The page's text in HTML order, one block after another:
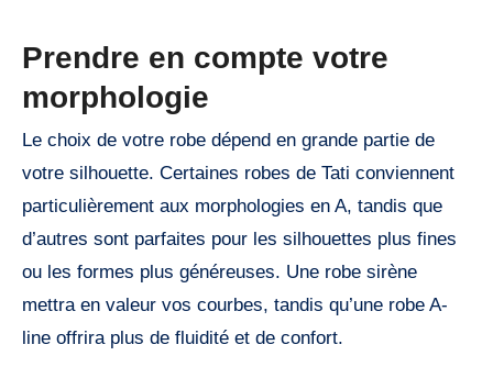
Prendre en compte votre
morphologie
Le choix de votre robe dépend en grande partie de
votre silhouette. Certaines robes de Tati conviennent
particulièrement aux morphologies en A, tandis que
d’autres sont parfaites pour les silhouettes plus fines
ou les formes plus généreuses. Une robe sirène
mettra en valeur vos courbes, tandis qu’une robe A-
line offrira plus de fluidité et de confort.